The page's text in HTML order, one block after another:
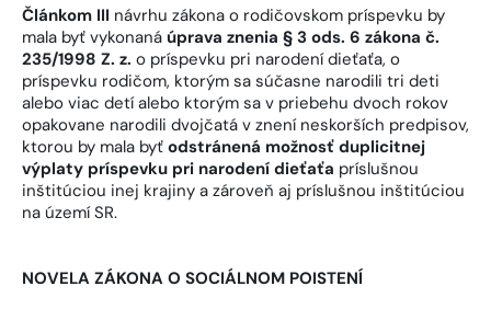
Článkom III návrhu zákona o rodičovskom príspevku by
mala byť vykonaná úprava znenia § 3 ods. 6 zákona č.
235/1998 Z. z. o príspevku pri narodení dieťaťa, o
príspevku rodičom, ktorým sa súčasne narodili tri deti
alebo viac detí alebo ktorým sa v priebehu dvoch rokov
opakovane narodili dvojčatá v znení neskorších predpisov,
ktorou by mala byť odstránená možnosť duplicitnej
výplaty príspevku pri narodení dieťaťa príslušnou
inštitúciou inej krajiny a zároveň aj príslušnou inštitúciou
na území SR.
NOVELA ZÁKONA O SOCIÁLNOM POISTENÍ